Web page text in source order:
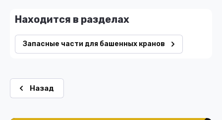
Находится в разделах
Запасные части для башенных кранов
Назад